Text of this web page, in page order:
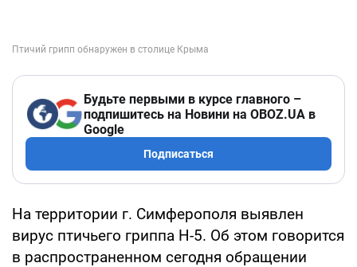
Будьте первыми в курсе главного –
подпишитесь на Новини на OBOZ.UA в
Google
Подписаться
На территории г. Симферополя выявлен
вирус птичьего гриппа Н-5. Об этом говорится
в распространенном сегодня обращении